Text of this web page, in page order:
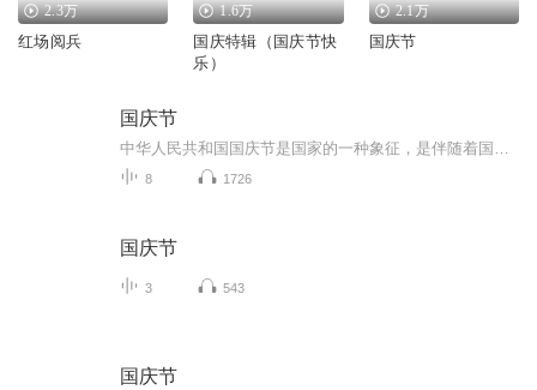
2.3万
红场阅兵
1.6万
国庆特辑（国庆节快
乐）
2.1万
国庆节
国庆节
8 1726
国庆节
3 543
国庆节